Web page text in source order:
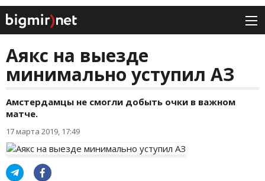
Аякс на выезде
минимально уступил АЗ
Амстердамцы не смогли добыть очки в важном
матче.
17 марта 2019, 17:49